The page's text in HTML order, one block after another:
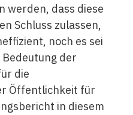
werden, dass diese
Schluss zulassen,
noch es sei
der
die
Öffentlichkeit für
in diesem